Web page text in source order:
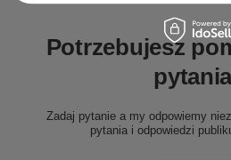
Potrzebujesz
Zadaj pytanie a my odpowiemy
pytania i odpowiedzi